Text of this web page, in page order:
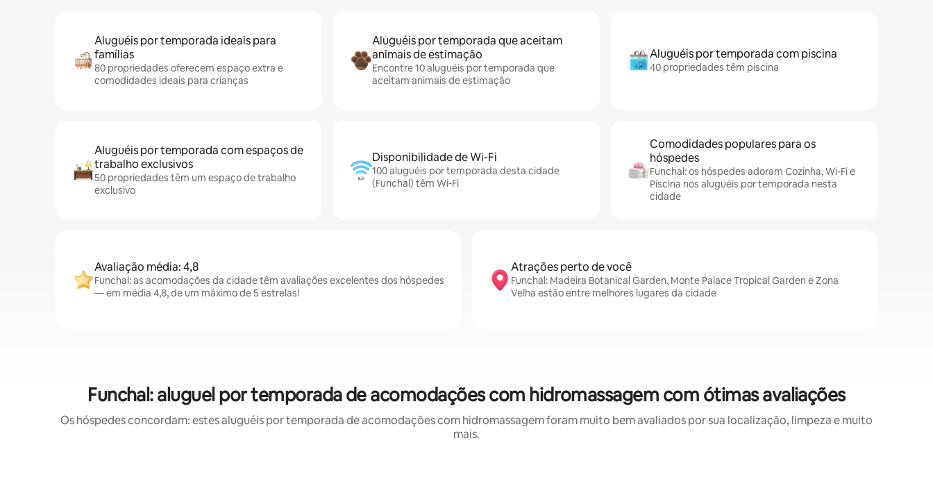
Aluguéis por temporada ideais para
famílias
80 propriedades oferecem espaço extra e
comodidades ideais para crianças
Aluguéis por temporada que aceitam
animais de estimação
Encontre 10 aluguéis por temporada que
aceitam animais de estimação
Aluguéis por temporada com piscina
40 propriedades têm piscina
Aluguéis por temporada com espaços de
trabalho exclusivos
50 propriedades têm um espaço de trabalho
exclusivo
Disponibilidade de Wi-Fi
100 aluguéis por temporada desta cidade
(Funchal) têm Wi-Fi
Comodidades populares para os
hóspedes
Funchal: os hóspedes adoram Cozinha, Wi-Fi e
Piscina nos aluguéis por temporada nesta
cidade
Avaliação média: 4,8
Funchal: as acomodações da cidade têm avaliações excelentes dos hóspedes
— em média 4,8, de um máximo de 5 estrelas!
Atrações perto de você
Funchal: Madeira Botanical Garden, Monte Palace Tropical Garden e Zona
Velha estão entre melhores lugares da cidade
Funchal: aluguel por temporada de acomodações com hidromassagem com ótimas avaliações
Os hóspedes concordam: estes aluguéis por temporada de acomodações com hidromassagem foram muito bem avaliados por sua localização, limpeza e muito
mais.